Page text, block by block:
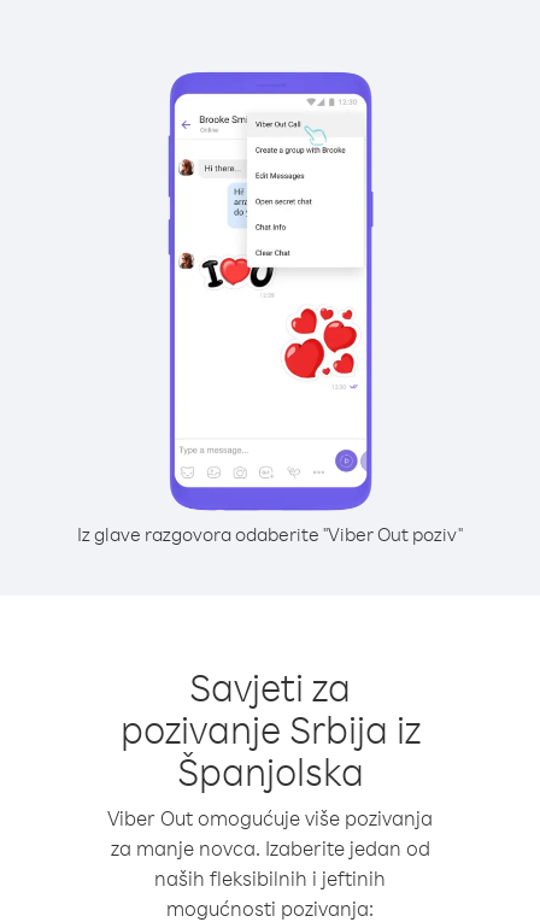
Iz glave razgovora odaberite "Viber Out poziv"
Savjeti za
pozivanje Srbija iz
Španjolska
Viber Out omogućuje više pozivanja
za manje novca. Izaberite jedan od
naših fleksibilnih i jeftinih
mogućnosti pozivanja: